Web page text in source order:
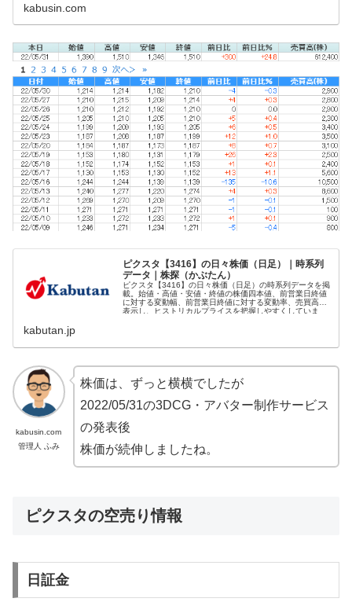
kabusin.com
ピクスタ【3416】の日々株価（日足）｜時系列
データ｜株探（かぶたん）
ピクスタ【3416】の日々株価（日足）の時系列データを掲
載。始値・高値・安値・終値の株価四本値、前営業日終値
に対する変動幅、前営業日終値に対する変動率、売買高を
表示し、ヒストリカルプライスを把握しやすくしていま
kabutan.jp
kabusin.com
管理人 ふみ
株価は、ずっと横横でしたが
2022/05/31の3DCG・アバター制作サービス
の発表後
株価が続伸しましたね。
ピクスタの空売り情報
日証金